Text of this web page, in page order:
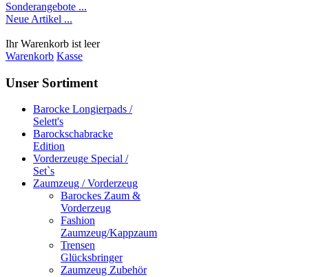
Sonderangebote ...
Neue Artikel ...
Ihr Warenkorb ist leer
Warenkorb Kasse
Unser Sortiment
Barocke Longierpads /
Selett's
Barockschabracke
Edition
Vorderzeuge Special /
Set`s
Zaumzeug / Vorderzeug
Barockes Zaum &
Vorderzeug
Fashion
Zaumzeug/Kappzaum
Trensen
Glücksbringer
Zaumzeug Zubehör